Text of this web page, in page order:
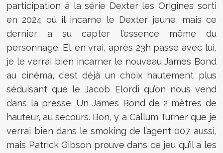
participation à la série Dexter les Origines sorti
en 2024 où il incarne le Dexter jeune, mais ce
dernier a su capter l’essence même du
personnage. Et en vrai, après 23h passé avec lui,
je le verrai bien incarner le nouveau James Bond
au cinéma, c’est déjà un choix hautement plus
séduisant que le Jacob Elordi qu’on nous vend
dans la presse. Un James Bond de 2 mètres de
hauteur, au secours. Bon, y a Callum Turner que je
verrai bien dans le smoking de l’agent 007 aussi,
mais Patrick Gibson prouve dans ce jeu qu’il a les